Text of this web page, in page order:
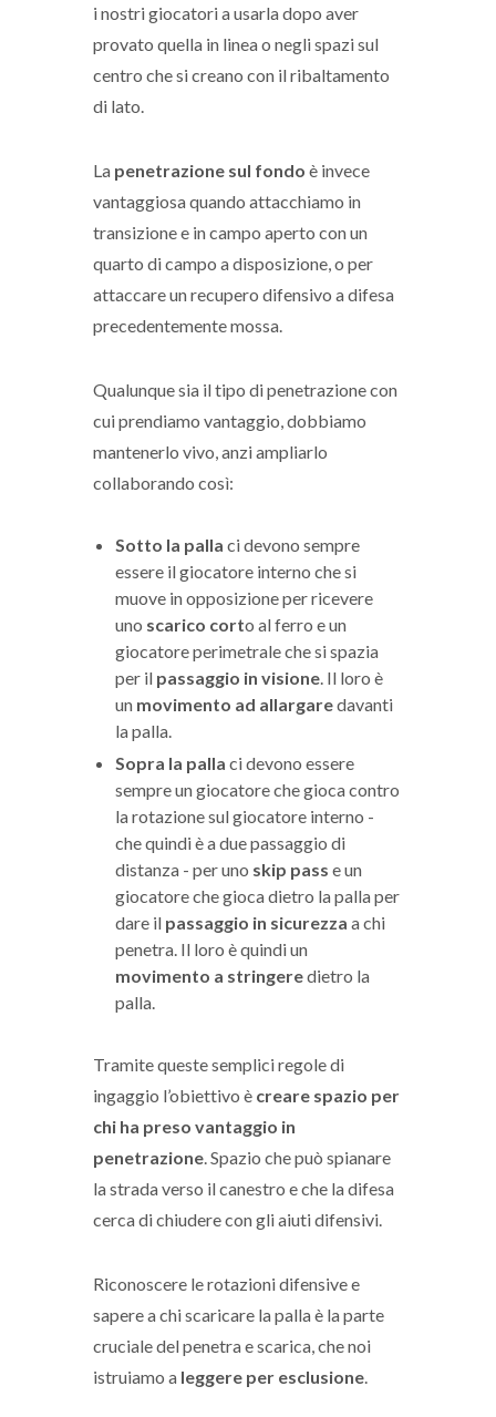
i nostri giocatori a usarla dopo aver
provato quella in linea o negli spazi sul
centro che si creano con il ribaltamento
di lato.
La penetrazione sul fondo è invece
vantaggiosa quando attacchiamo in
transizione e in campo aperto con un
quarto di campo a disposizione, o per
attaccare un recupero difensivo a difesa
precedentemente mossa.
Qualunque sia il tipo di penetrazione con
cui prendiamo vantaggio, dobbiamo
mantenerlo vivo, anzi ampliarlo
collaborando così:
Sotto la palla ci devono sempre
essere il giocatore interno che si
muove in opposizione per ricevere
uno scarico corto al ferro e un
giocatore perimetrale che si spazia
per il passaggio in visione . Il loro è
un movimento ad allargaredavanti
la palla.
Sopra la palla ci devono essere
sempre un giocatore che gioca contro
la rotazione sul giocatore interno -
che quindi è a due passaggio di
distanza - per uno skip pass e un
giocatore che gioca dietro la palla per
dare il passaggio in sicurezza a chi
penetra. Il loro è quindi un
movimento a stringeredietro la
palla.
Tramite queste semplici regole di
ingaggio l’obiettivo è creare spazio per
chi ha preso vantaggio in
penetrazione . Spazio che può spianare
la strada verso il canestro e che la difesa
cerca di chiudere con gli aiuti difensivi.
Riconoscere le rotazioni difensive e
sapere a chi scaricare la palla è la parte
cruciale del penetra e scarica, che noi
istruiamo a leggere per esclusione